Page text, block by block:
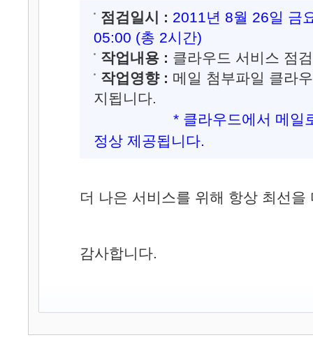
점검일시 : 2011년 8월 26일 금
05:00 (총 2시간)
작업내용 : 클라우드 서비스 점검
작업영향 : 메일 첨부파일 클라
지됩니다.
* 클라우드에서 메일로
정상 제공됩니다.
더 나은 서비스를 위해 항상 최선을
감사합니다.